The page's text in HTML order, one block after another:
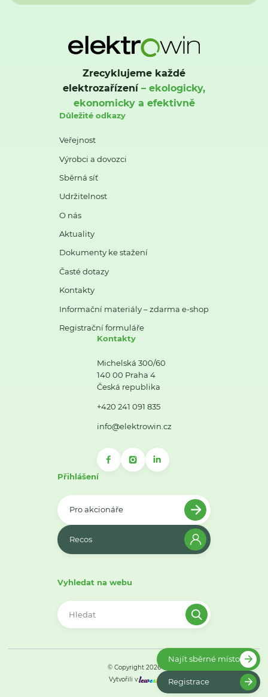
Zrecyklujeme každé
elektrozařízení– ekologicky,
ekonomicky a efektivně
Důležité odkazy
Veřejnost
Výrobci a dovozci
Sběrná síť
Udržitelnost
O nás
Aktuality
Dokumenty ke stažení
Časté dotazy
Kontakty
Informační materiály – zdarma e-shop
Registrační formuláře
Kontakty
Michelská 300/60
140 00 Praha 4
Česká republika
+420 241 091 835
info@elektrowin.cz
Přihlášení
Pro akcionáře
Recos
Vyhledat na webu
© Copyright 2026
Vytvořili v:
Najít sběrné místo
Registrace